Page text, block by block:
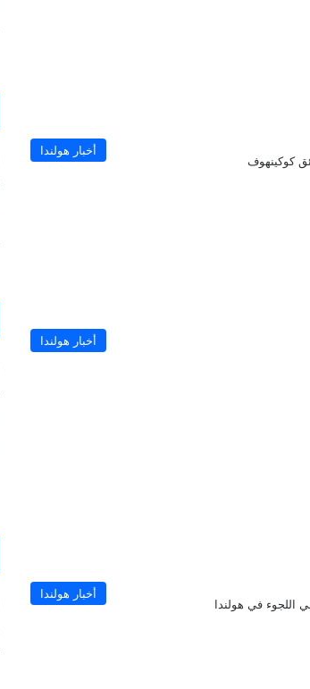
أخبار هولندا
أخبار هولندا
أخبار هولندا